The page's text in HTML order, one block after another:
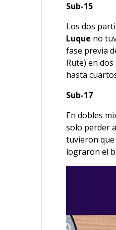
Sub-15
Los dos
Luque no
fase previa
Rute) en
hasta
Sub-17
En dobles
solo perder
tuvieron que
lograron el